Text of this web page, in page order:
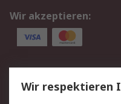
Wir akzeptieren:
Service
Value Added Services
Wir respektieren